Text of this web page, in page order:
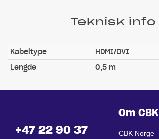
Teknisk info
Kabeltype
HDMI/DVI
Lengde
0,5 m
+47 22 90 37
Om CBK
CBK Norge